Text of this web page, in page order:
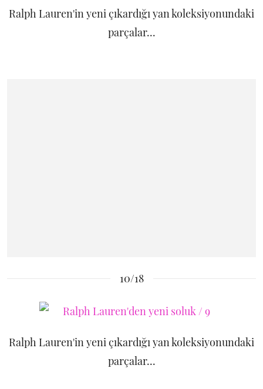
Ralph Lauren'in yeni çıkardığı yan koleksiyonundaki
parçalar...
10/18
Ralph Lauren'in yeni çıkardığı yan koleksiyonundaki
parçalar...